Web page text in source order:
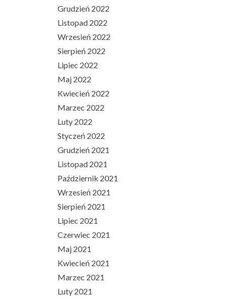
Grudzień 2022
Listopad 2022
Wrzesień 2022
Sierpień 2022
Lipiec 2022
Maj 2022
Kwiecień 2022
Marzec 2022
Luty 2022
Styczeń 2022
Grudzień 2021
Listopad 2021
Październik 2021
Wrzesień 2021
Sierpień 2021
Lipiec 2021
Czerwiec 2021
Maj 2021
Kwiecień 2021
Marzec 2021
Luty 2021